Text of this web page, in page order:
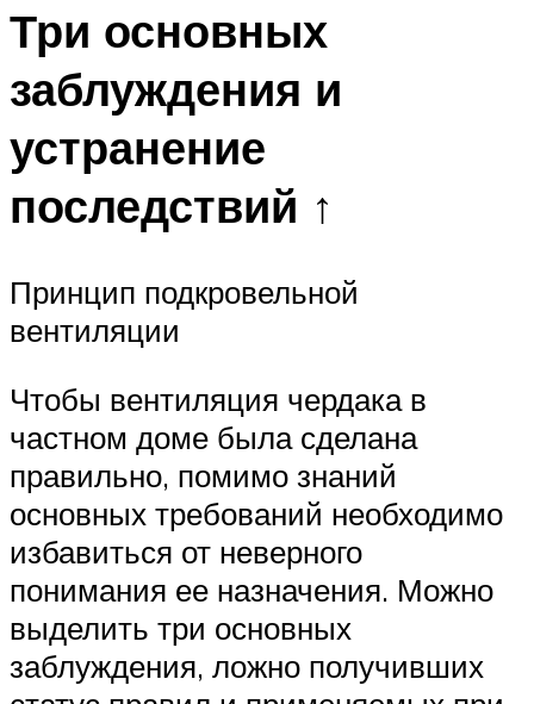
Три основных
заблуждения и
устранение
последствий ↑
Принцип подкровельной
вентиляции
Чтобы вентиляция чердака в
частном доме была сделана
правильно, помимо знаний
основных требований необходимо
избавиться от неверного
понимания ее назначения. Можно
выделить три основных
заблуждения, ложно получивших